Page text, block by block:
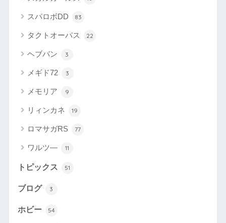
スパロボDD 83
タクトオーパス 22
ヘブバン 3
メギド72 3
メモリア 9
リィンカネ 19
ロマサガRS 77
ワルツ― 11
トピックス 51
ブログ 3
ホビー 54